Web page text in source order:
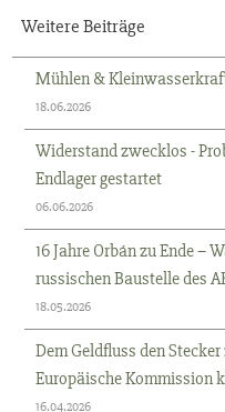
Weitere Beiträge
Mühlen &
18.06.2026
Widerstand zwecklos -
Endlager gestartet
06.06.2026
16 Jahre Orbán zu Ende –
russischen Baustelle des
18.05.2026
Dem Geldfluss den
Europäische Kommission
16.04.2026